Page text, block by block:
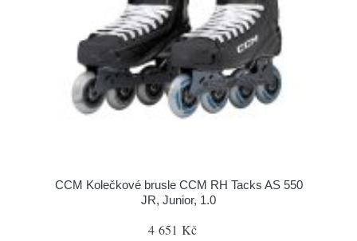
CCM Kolečkové brusle CCM RH Tacks AS 550
JR, Junior, 1.0
4 651 Kč